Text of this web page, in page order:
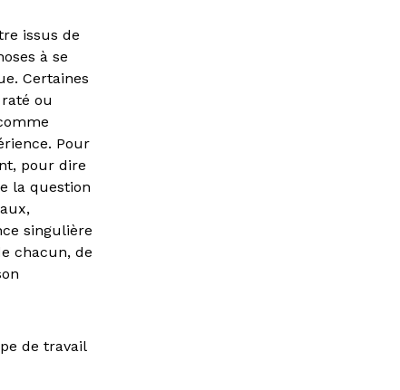
issus de
à se
Certaines
ou
Pour
pour dire
la question
singulière
chacun, de
de travail